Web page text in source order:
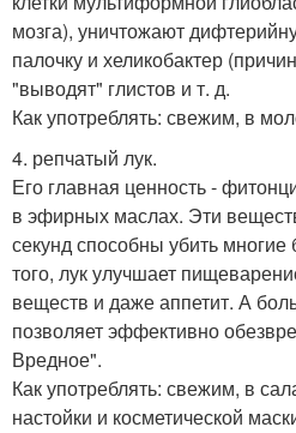
мозга), уничтожают
палочку и хеликобактер
"выводят" глистов и т. д.
Как употреблять: свежим, в
4. репчатый лук.
Его главная ценность -
в эфирных маслах. Эти
секунд способны убить многие
того, лук улучшает
веществ и даже аппетит. А
позволяет эффективно
Вредное".
Как употреблять: свежим, в
настойки и косметической